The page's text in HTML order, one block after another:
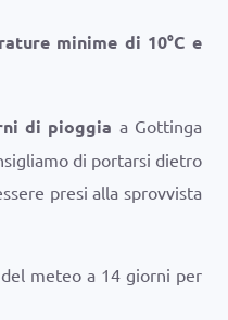
minime di 10°C e
di pioggia a Gottinga
di portarsi dietro
presi alla sprovvista
meteo a 14 giorni per